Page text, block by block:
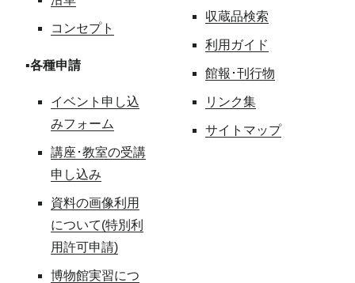
コンセプト
▪各種申請
イベント申し込
みフォーム
講座･教室の受講
申し込み
資料の画像利用
について(特別利
用許可申請)
博物館実習につ
収蔵品検索
利用ガイド
館報･刊行物
リンク集
サイトマップ